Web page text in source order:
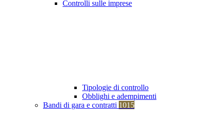
Controlli sulle imprese
Tipologie di controllo
Obblighi e adempimenti
Bandi di gara e contratti 1015